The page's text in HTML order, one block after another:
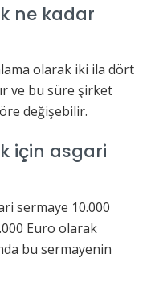
ne kadar
olarak iki ila dört
ve bu süre şirket
değişebilir.
için asgari
sermaye 10.000
Euro olarak
bu sermayenin